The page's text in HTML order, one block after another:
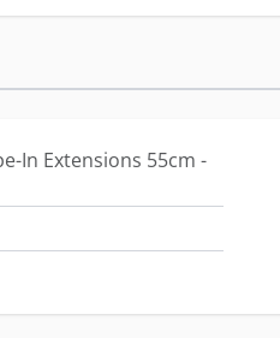
In Extensions 55cm -